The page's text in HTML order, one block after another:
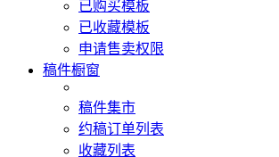
已购买模板
已收藏模板
申请售卖权限
稿件橱窗
稿件集市
约稿订单列表
收藏列表